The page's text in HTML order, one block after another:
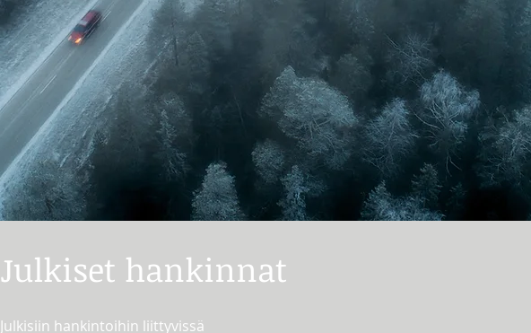
Julkiset hankinnat
Julkisiin hankintoihin liittyvissä